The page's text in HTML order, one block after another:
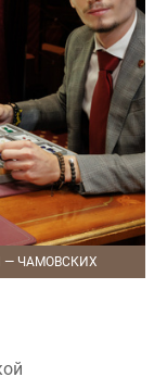
— ЧАМОВСКИХ